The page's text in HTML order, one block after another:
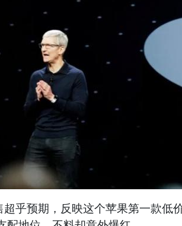
乎预期，反映这个苹果第一款低